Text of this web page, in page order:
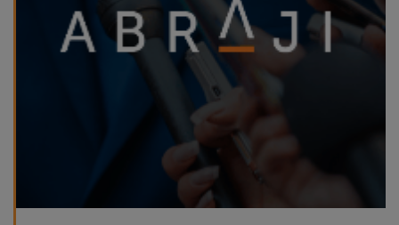
Fale Conosco